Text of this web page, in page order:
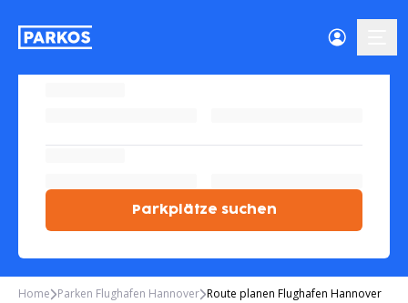
Parkplätze suchen
Home Parken Flughafen Hannover Route planen Flughafen Hannover